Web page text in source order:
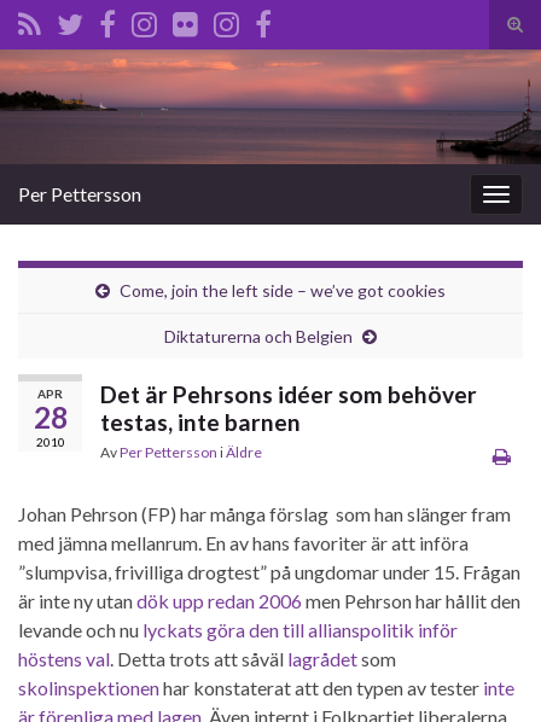
Slå
på/
Search for:
Slå
på/av
Per Pettersson
Come, join the left side – we’ve got cookies
Diktaturerna och Belgien
APR
28
2010
Det är Pehrsons idéer som behöver
testas, inte barnen
AvPer Pettersson iÄldre
Johan Pehrson (FP) har många förslag som han slänger fram
med jämna mellanrum. En av hans favoriter är att införa
”slumpvisa, frivilliga drogtest” på ungdomar under 15. Frågan
är inte ny utandök upp redan 2006 men Pehrson har hållit den
levande och nu lyckats göra den till allianspolitik inför
höstens val. Detta trots att såväl lagrådetsom
skolinspektionenhar konstaterat att den typen av tester inte
är förenliga med lagen. Även internt i Folkpartiet liberalerna